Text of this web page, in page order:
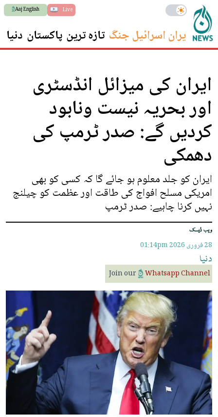
Live
Aaj English
ایران اسرائیل جنگ تازہ ترین پاکستان دنیا
ایران کی میزائل انڈسٹری
اور بحریہ نیست ونابود
کردیں گے: صدر ٹرمپ کی
دھمکی
ایران کو جلد معلوم ہو جائے گا کہ کسی کو بھی
امریکی مسلح افواج کی طاقت اور عظمت کو چیلنج
نہیں کرنا چاہیے: صدر ٹرمپ
ویب ڈیسک
28 فروری 2026 01:14pm
دنیا
Join our Whatsapp Channel